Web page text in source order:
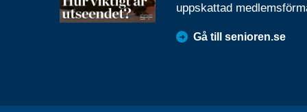
uppskattad
Gå till senioren.se